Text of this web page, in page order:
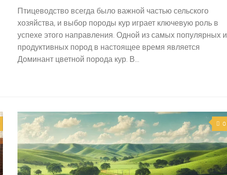
Птицеводство всегда было важной частью сельского
хозяйства, и выбор породы кур играет ключевую роль в
успехе этого направления. Одной из самых популярных и
продуктивных пород в настоящее время является
Доминант цветной порода кур. В...
0